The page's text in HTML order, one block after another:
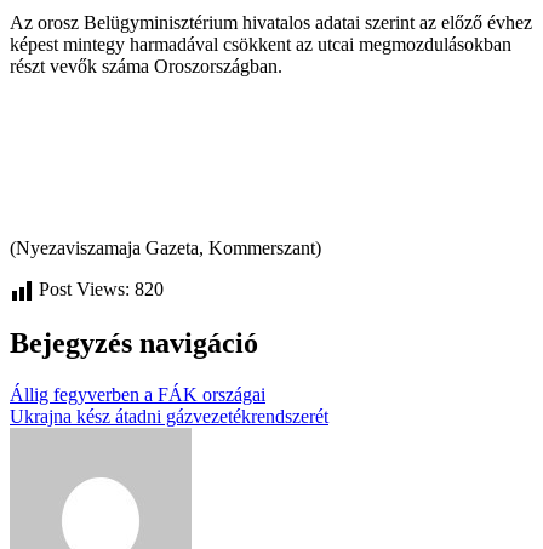
Az orosz Belügyminisztérium hivatalos adatai szerint az előző évhez
képest mintegy harmadával csökkent az utcai megmozdulásokban
részt vevők száma Oroszországban.
(Nyezaviszamaja Gazeta, Kommerszant)
Post Views: 820
Bejegyzés navigáció
Állig fegyverben a FÁK országai
Ukrajna kész átadni gázvezetékrendszerét